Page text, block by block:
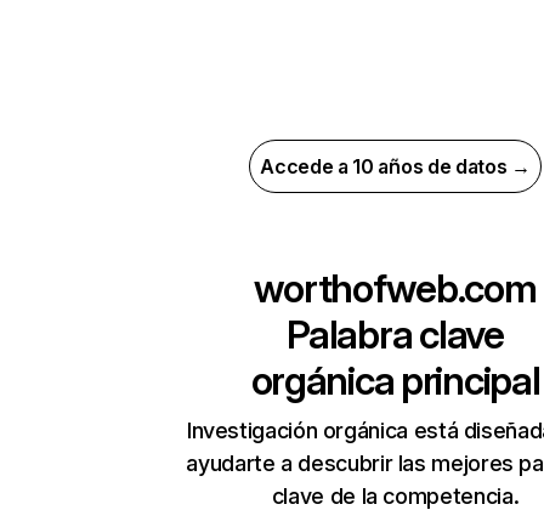
Accede a 10 años de datos →
worthofweb.com
Palabra clave
orgánica principal
Investigación orgánica está
ayudarte a descubrir las mejores
clave de la competencia.